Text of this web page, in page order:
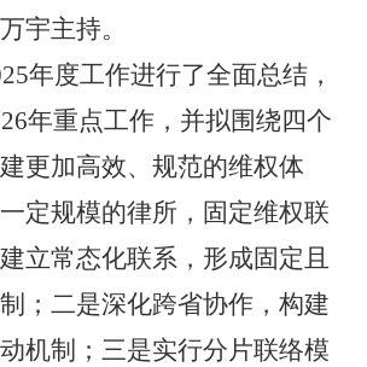
宇主持。
年度工作进行了全面总结，
年重点工作，并拟围绕四个
更加高效、规范的维权体
定规模的律所，固定维权联
立常态化联系，形成固定且
；二是深化跨省协作，构建
机制；三是实行分片联络模